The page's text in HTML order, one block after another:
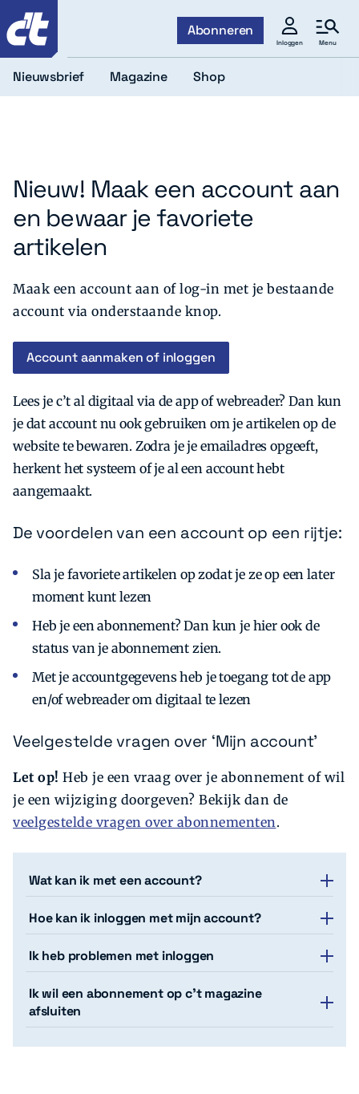
Abonneren
Inloggen Menu
Nieuwsbrief Magazine Shop
Nieuw! Maak een account aan
en bewaar je favoriete
artikelen
Maak een account aan of log-in met je bestaande
account via onderstaande knop.
Account aanmaken of inloggen
Lees je c’t al digitaal via de app of webreader? Dan kun
je dat account nu ook gebruiken om je artikelen op de
website te bewaren. Zodra je je emailadres opgeeft,
herkent het systeem of je al een account hebt
aangemaakt.
De voordelen van een account op een rijtje:
Sla je favoriete artikelen op zodat je ze op een later
moment kunt lezen
Heb je een abonnement? Dan kun je hier ook de
status van je abonnement zien.
Met je accountgegevens heb je toegang tot de app
en/of webreader om digitaal te lezen
Veelgestelde vragen over ‘Mijn account’
Let op! Heb je een vraag over je abonnement of wil
je een wijziging doorgeven? Bekijk dan de
veelgestelde vragen over abonnementen.
Wat kan ik met een account?
Hoe kan ik inloggen met mijn account?
Ik heb problemen met inloggen
Ik wil een abonnement op c’t magazine
afsluiten